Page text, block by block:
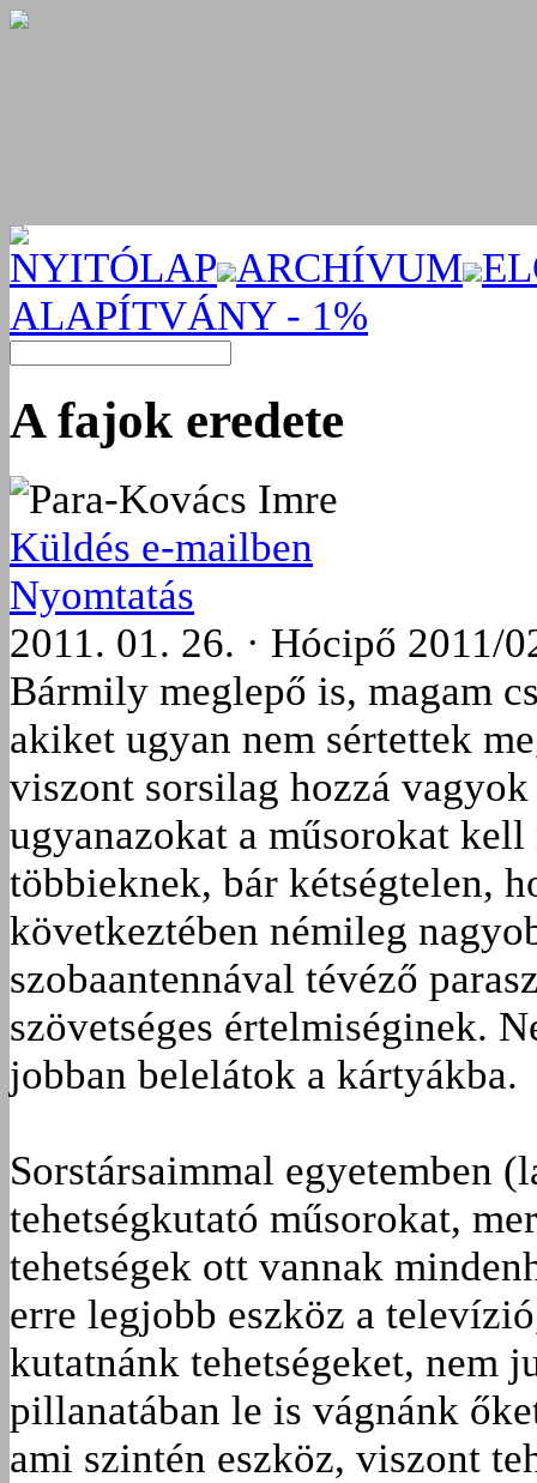
NYITÓLAP ARCHÍVUM
ALAPÍTVÁNY - 1%
A fajok eredete
Para-Kovács Imre
Küldés e-mailben
Nyomtatás
2011. 01. 26. · Hócipő 2011/
Bármily meglepő is, magam
akiket ugyan nem sértettek
viszont sorsilag hozzá vagyok
ugyanazokat a műsorokat
többieknek, bár kétségtelen,
következtében némileg
szobaantennával tévéző
szövetséges értelmiséginek.
jobban belelátok a kártyákba.
Sorstársaimmal egyetemben
tehetségkutató műsorokat,
tehetségek ott vannak
erre legjobb eszköz a
kutatnánk tehetségeket, nem
pillanatában le is vágnánk
ami szintén eszköz, viszont